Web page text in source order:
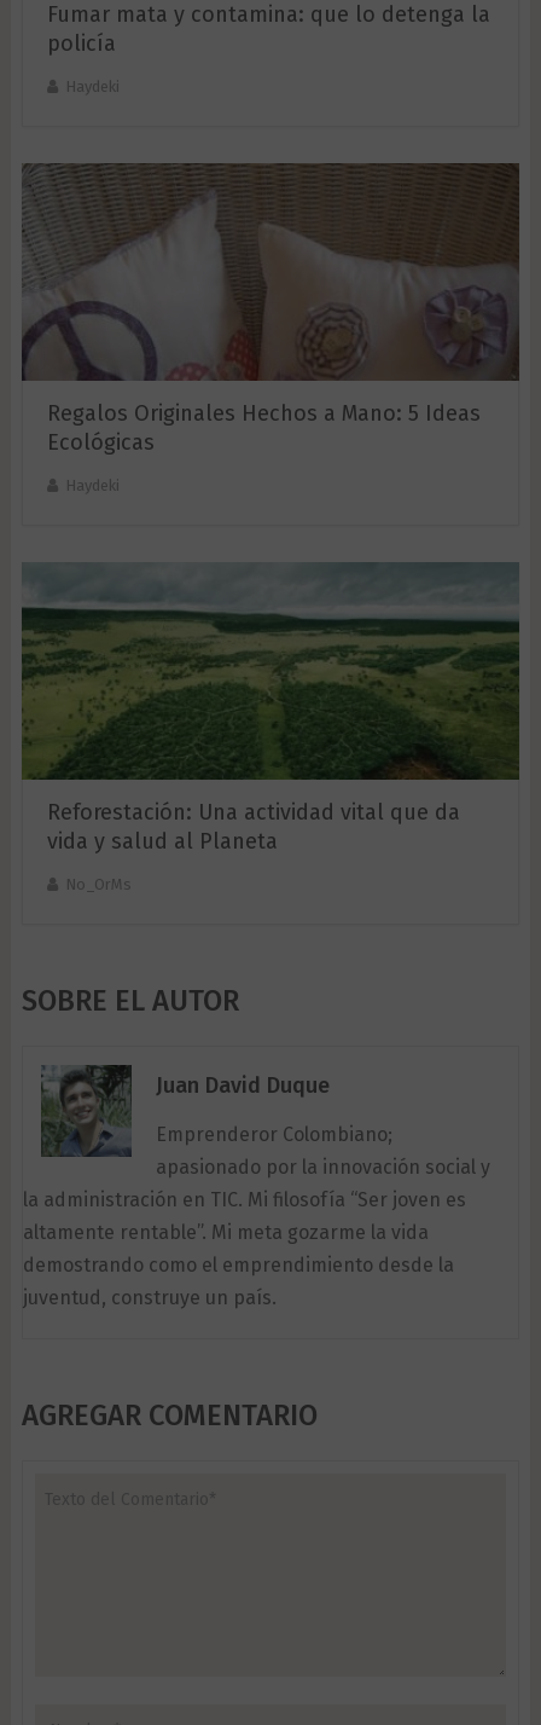
Fumar mata y contamina: que lo detenga la
policía
Haydeki
Regalos Originales Hechos a Mano: 5 Ideas
Ecológicas
Haydeki
Reforestación: Una actividad vital que da
vida y salud al Planeta
No_OrMs
SOBRE EL AUTOR
Juan David Duque
Emprenderor Colombiano;
apasionado por la innovación social y
la administración en TIC. Mi filosofía “Ser joven es
altamente rentable”. Mi meta gozarme la vida
demostrando como el emprendimiento desde la
juventud, construye un país.
AGREGAR COMENTARIO